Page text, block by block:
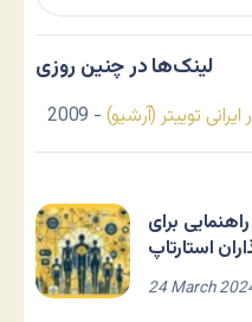
لینک‌ها در چنین روزی
توییتر (آرشیو) - 2009
برای
استارتاپ
24 March